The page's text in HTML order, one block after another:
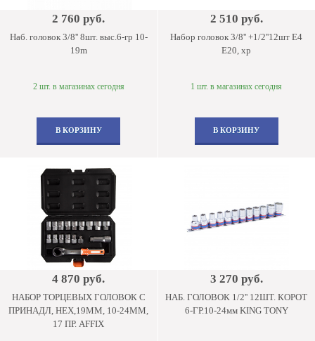
2 760 руб.
Наб. головок 3/8'' 8шт. выс.6-гр 10-
19m
2 шт. в магазинах сегодня
В КОРЗИНУ
2 510 руб.
Набор головок 3/8'' +1/2''12шт E4
E20, хр
1 шт. в магазинах сегодня
В КОРЗИНУ
4 870 руб.
НАБОР ТОРЦЕВЫХ ГОЛОВОК С
ПРИНАДЛ, HEX,19ММ, 10-24ММ,
17 ПР. AFFIX
3 270 руб.
НАБ. ГОЛОВОК 1/2'' 12ШТ. КОРОТ
6-ГР.10-24мм KING TONY